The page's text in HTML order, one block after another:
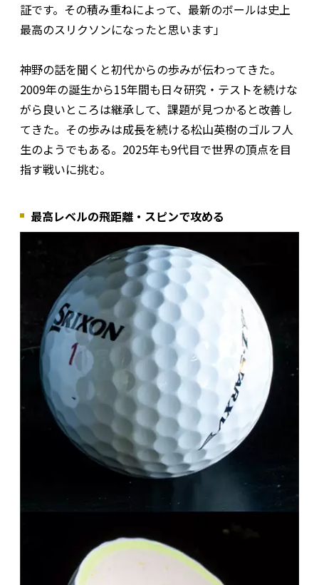
証です。その積み重ねによって、最新のボールは史上
最高のスリクソンになったと思います」
神野の話を聞くと初代からの歩みが伝わってきた。
2009年の誕生から15年間も日々研究・テストを続けな
がら良いところは継承して、課題が見つかると改善し
てきた。その歩みは成長を続ける松山英樹のゴルフ人
生のようでもある。2025年も9代目で世界の頂点を目
指す戦いに挑む。
最高レベルの飛距離・スピンで攻める